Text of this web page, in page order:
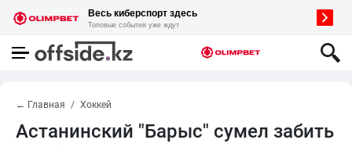
← Главная Хоккей
Астанинский "Барыс" сумел забить